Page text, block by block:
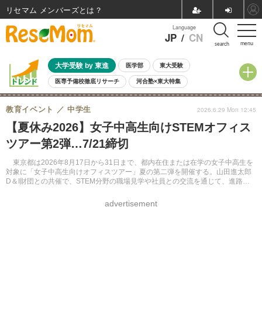
menu
Language
JP / CN search
大学受験 by 東進 医学部 東大受験
医専予備校徹底リサーチ 河合塾×東大特集
親子で考える大学選び 高校受験 中学受験 小学校受験
共通テスト 夏休み
8月開催イベント・WS 全国公立高校 過去問 人気記事
自由研究教材（小学生向け） 自由研究教材（中学生向け）
【夏休み2026】女子中高生向けSTEMオフィス
ツアー第2弾…7/21締切
東京都は2026年8月17日から31日まで、都内在住または在学の女子中高生を
対象に「女子中高生向けオフィスツアー」夏の第二弾を開催する。山田進太郎
D＆I財団との共催で、STEM分野の職場見学や社員との交流を通じて、進路選
教育イベント 中学生
advertisement
2026.6.29 Mon 12:45
リセマム メンバーズ